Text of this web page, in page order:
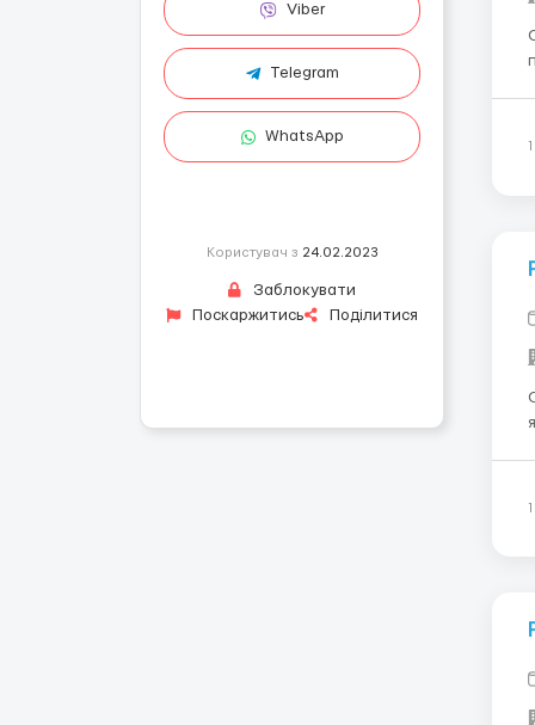
Viber
Telegram
WhatsApp
Користувач з 24.02.2023
Заблокувати
Поскаржитись
Поділитися